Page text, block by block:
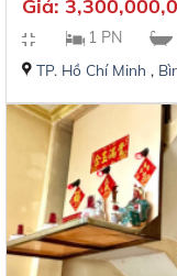
Giá:
1 PN
TP. Hồ Chí Minh ,